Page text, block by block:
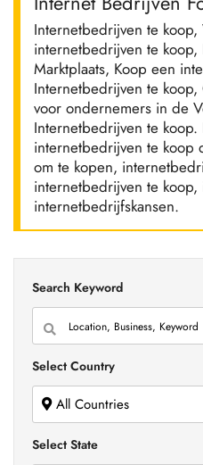
Internetbedrijven te
internetbedrijven te
Marktplaats, Koop een
Internetbedrijven te
voor ondernemers in de
Internetbedrijven te
internetbedrijven te koop
om te kopen,
internetbedrijven te
internetbedrijfskansen.
Search Keyword
Select Country
All Countries
Select State